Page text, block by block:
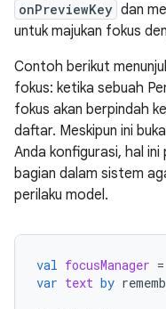
onPreviewKey dan
untuk majukan fokus
Contoh berikut
fokus: ketika sebuah
fokus akan berpindah
daftar. Meskipun ini
Anda konfigurasi, hal
bagian dalam sistem
perilaku model.
val focusManager =
var text by